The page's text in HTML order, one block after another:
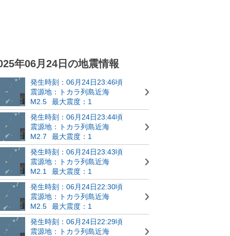
年06月24日の地震情報
発生時刻：06月24日23:46頃
震源地：トカラ列島近海
M2.5
最大震度：1
発生時刻：06月24日23:44頃
震源地：トカラ列島近海
M2.7
最大震度：1
発生時刻：06月24日23:43頃
震源地：トカラ列島近海
M2.1
最大震度：1
発生時刻：06月24日22:30頃
震源地：トカラ列島近海
M2.5
最大震度：1
発生時刻：06月24日22:29頃
震源地：トカラ列島近海